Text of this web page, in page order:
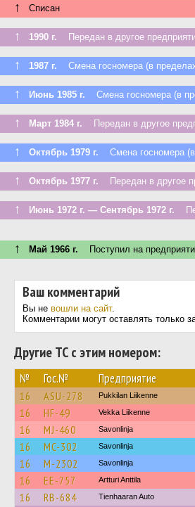
↑ Списан
↑ 1990 г. Передан в другое
↑ 1987 г. Смена госномера (в
↑ Июнь 1985 г. Смена госномера (в
↑ Март 1984 г. Передан в другое
↑ Октябрь 1979 г. Смена госномера (в
↑ Октябрь 1977 г. Передан в другое
↑ Июнь 1972 г. — Сентябрь 1972 г.
↑ Май 1966 г. Поступил на
Ваш комментарий
Вы не вошли на сайт.
Комментарии могут оставлять только
Другие ТС с этим номером:
№ Гос.№ Предприятие
16 ASU-278 Pukkilan Liikenne
16 HF-49 Vekka Liikenne
16 MJ-460 Savonlinja
16 MC-302 Savonlinja
16 M-2302 Savonlinja
16 EE-757 Artturi Anttila
16 RB-684 Tienhaaran Auto